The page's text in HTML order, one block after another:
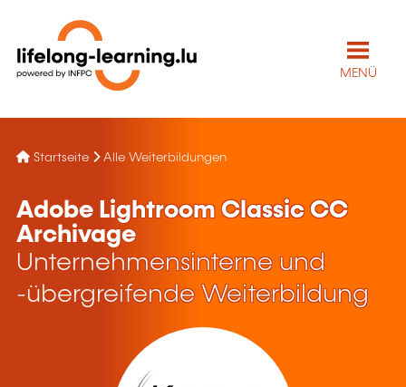
MENÜ
Startseite Alle Weiterbildungen
Adobe Lightroom Classic CC
Archivage
Unternehmensinterne und
-übergreifende Weiterbildung